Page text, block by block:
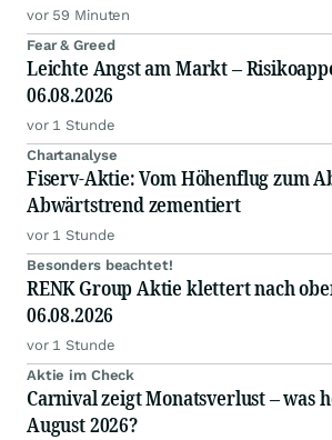
vor 59 Minuten
Fear & Greed
Leichte Angst am Markt –
06.08.2026
vor 1 Stunde
Chartanalyse
Fiserv-Aktie: Vom Höhenflug zum
Abwärtstrend zementiert
vor 1 Stunde
Besonders beachtet!
RENK Group Aktie klettert nach
06.08.2026
vor 1 Stunde
Aktie im Check
Carnival zeigt Monatsverlust – was
August 2026?